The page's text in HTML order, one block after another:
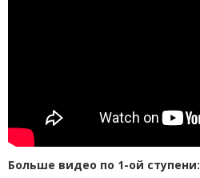
Больше видео по 1-ой ступени: